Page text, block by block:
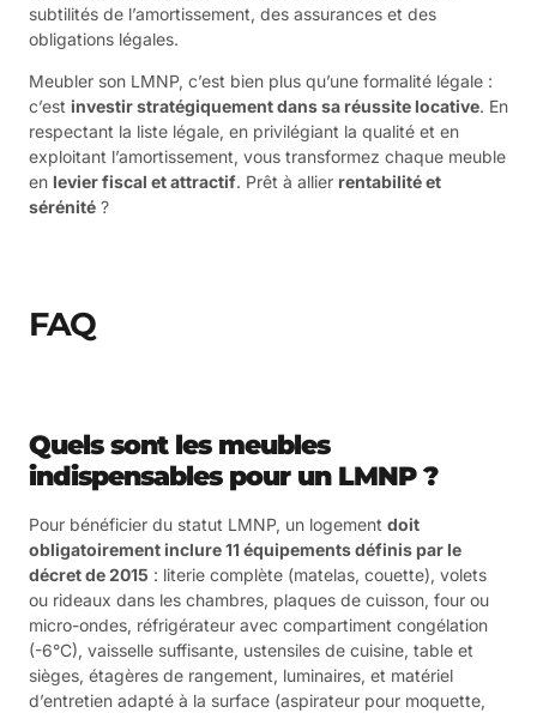
subtilités de l’amortissement, des assurances et des
obligations légales.
Meubler son LMNP, c’est bien plus qu’une formalité légale :
c’est investir stratégiquement dans sa réussite locative. En
respectant la liste légale, en privilégiant la qualité et en
exploitant l’amortissement, vous transformez chaque meuble
en levier fiscal et attractif. Prêt à allier rentabilité et
sérénité ?
FAQ
Quels sont les meubles
indispensables pour un LMNP ?
Pour bénéficier du statut LMNP, un logement doit
obligatoirement inclure 11 équipements définis par le
décret de 2015 : literie complète (matelas, couette), volets
ou rideaux dans les chambres, plaques de cuisson, four ou
micro-ondes, réfrigérateur avec compartiment congélation
(-6°C), vaisselle suffisante, ustensiles de cuisine, table et
sièges, étagères de rangement, luminaires, et matériel
d’entretien adapté à la surface (aspirateur pour moquette,